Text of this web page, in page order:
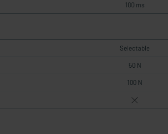
100 ms
Selectable
50 N
100 N